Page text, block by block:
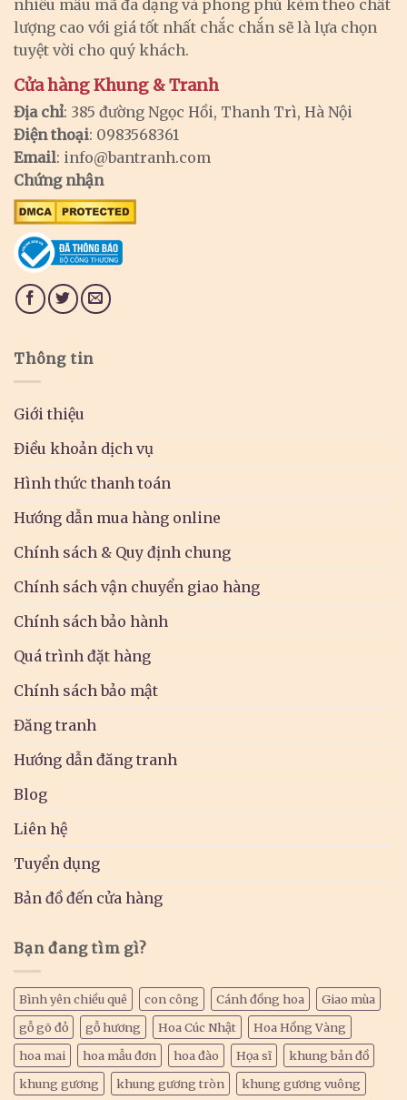
nhiều mẫu mã đa dạng và phong phú kèm theo chất
lượng cao với giá tốt nhất chắc chắn sẽ là lựa chọn
tuyệt vời cho quý khách.
Cửa hàng Khung & Tranh
Địa chỉ: 385 đường Ngọc Hồi, Thanh Trì, Hà Nội
Điện thoại: 0983568361
Email: info@bantranh.com
Chứng nhận
Thông tin
Giới thiệu
Điều khoản dịch vụ
Hình thức thanh toán
Hướng dẫn mua hàng online
Chính sách & Quy định chung
Chính sách vận chuyển giao hàng
Chính sách bảo hành
Quá trình đặt hàng
Chính sách bảo mật
Đăng tranh
Hướng dẫn đăng tranh
Blog
Liên hệ
Tuyển dụng
Bản đồ đến cửa hàng
Bạn đang tìm gì?
Bình yên chiều quê con công Cánh đồng hoa
Giao mùa
gỗ gõ đỏ
gỗ hương Hoa Cúc Nhật
Hoa Hồng Vàng
hoa mai
hoa mẫu đơn hoa đào Họa sĩ
khung bản đồ
khung gương
khung gương tròn
khung gương vuông